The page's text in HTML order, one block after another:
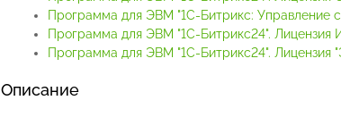
Программа для ЭВМ "1С-Битрикс: Управление
Программа для ЭВМ "1С-Битрикс24". Лицензия
Программа для ЭВМ "1С-Битрикс24". Лицензия
Описание